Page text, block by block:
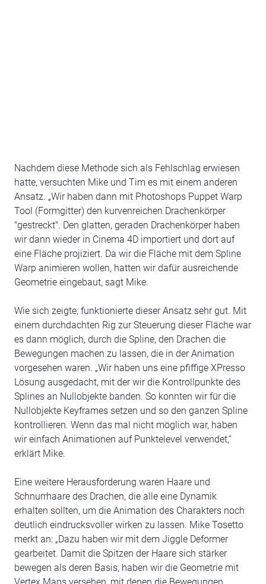
Nachdem diese Methode sich als Fehlschlag erwiesen
hatte, versuchten Mike und Tim es mit einem anderen
Ansatz. „Wir haben dann mit Photoshops Puppet Warp
Tool (Formgitter) den kurvenreichen Drachenkörper
"gestreckt". Den glatten, geraden Drachenkörper haben
wir dann wieder in Cinema 4D importiert und dort auf
eine Fläche projiziert. Da wir die Fläche mit dem Spline
Warp animieren wollen, hatten wir dafür ausreichende
Geometrie eingebaut, sagt Mike.
Wie sich zeigte, funktionierte dieser Ansatz sehr gut. Mit
einem durchdachten Rig zur Steuerung dieser Fläche war
es dann möglich, durch die Spline, den Drachen die
Bewegungen machen zu lassen, die in der Animation
vorgesehen waren. „Wir haben uns eine pfiffige XPresso
Lösung ausgedacht, mit der wir die Kontrollpunkte des
Splines an Nullobjekte banden. So konnten wir für die
Nullobjekte Keyframes setzen und so den ganzen Spline
kontrollieren. Wenn das mal nicht möglich war, haben
wir einfach Animationen auf Punktelevel verwendet,“
erklärt Mike.
Eine weitere Herausforderung waren Haare und
Schnurrhaare des Drachen, die alle eine Dynamik
erhalten sollten, um die Animation des Charakters noch
deutlich eindrucksvoller wirken zu lassen. Mike Tosetto
merkt an: „Dazu haben wir mit dem Jiggle Deformer
gearbeitet. Damit die Spitzen der Haare sich stärker
bewegen als deren Basis, haben wir die Geometrie mit